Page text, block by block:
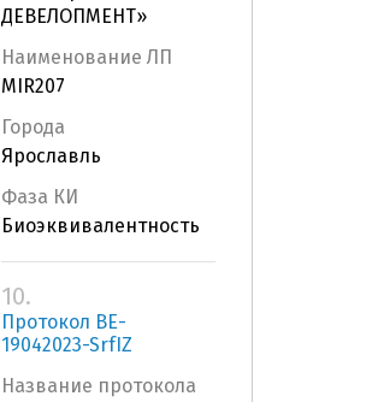
ДЕВЕЛОПМЕНТ»
Наименование ЛП
MIR207
Города
Ярославль
Фаза КИ
Биоэквивалентность
10.
Протокол BE-
19042023-SrfIZ
Название протокола